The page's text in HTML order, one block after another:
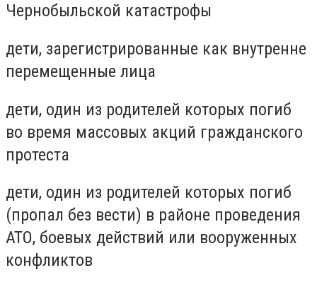
Чернобыльской катастрофы
дети, зарегистрированные как внутренне
перемещенные лица
дети, один из родителей которых погиб
во время массовых акций гражданского
протеста
дети, один из родителей которых погиб
(пропал без вести) в районе проведения
АТО, боевых действий или вооруженных
конфликтов